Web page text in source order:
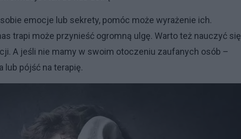
emocje lub sekrety, pomóc może wyrażenie ich.
trapi może przynieść ogromną ulgę. Warto też nauczyć się
A jeśli nie mamy w swoim otoczeniu zaufanych osób –
lub pójść na terapię.